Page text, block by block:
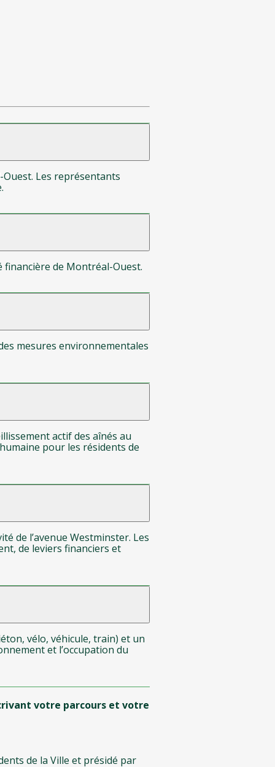
Les représentants
financière de Montréal-Ouest.
mesures environnementales
actif des aînés au
pour les résidents de
de l’avenue Westminster. Les
de leviers financiers et
vélo, véhicule, train) et un
et l’occupation du
votre parcours et votre
de la Ville et présidé par